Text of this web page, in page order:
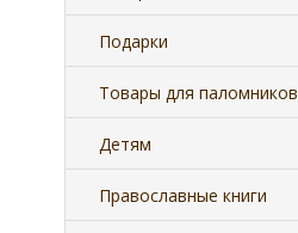
Подарки
Товары для паломников
Детям
Православные книги